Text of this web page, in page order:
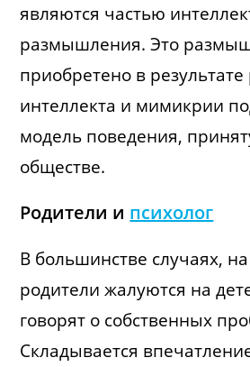
являются частью
размышления. Это
приобретено в результате
интеллекта и мимикрии
модель поведения,
обществе.
Родители и психолог
В большинстве случаях,
родители жалуются на
говорят о собственных
Складывается